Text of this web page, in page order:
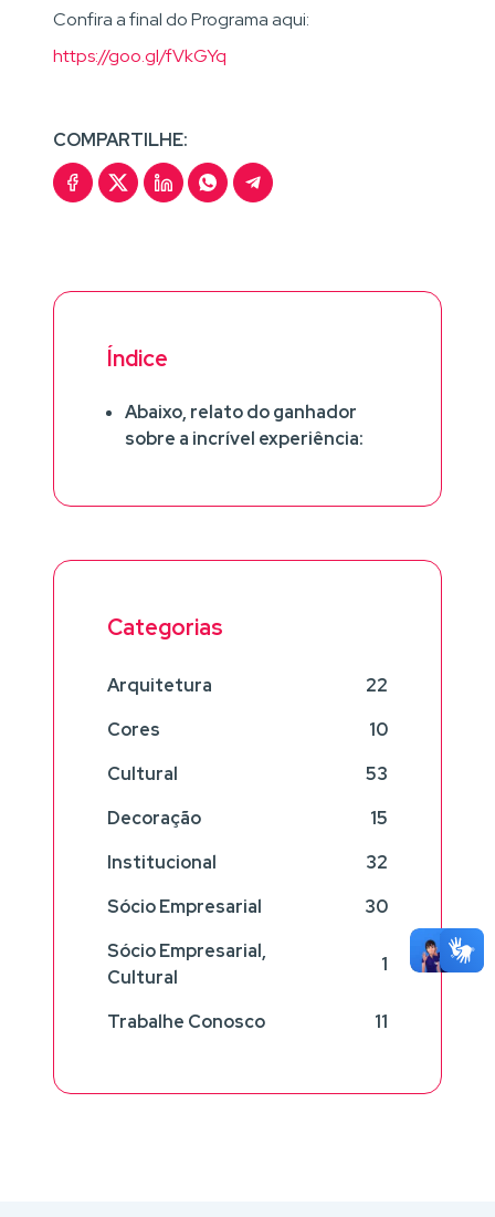
Confira a final do Programa aqui:
https://goo.gl/fVkGYq
COMPARTILHE:
Índice
Abaixo, relato do ganhador
sobre a incrível experiência:
Categorias
Arquitetura
22
Cores
10
Cultural
53
Decoração
15
Institucional
32
Sócio Empresarial
30
Sócio Empresarial,
Cultural
1
Trabalhe Conosco 11